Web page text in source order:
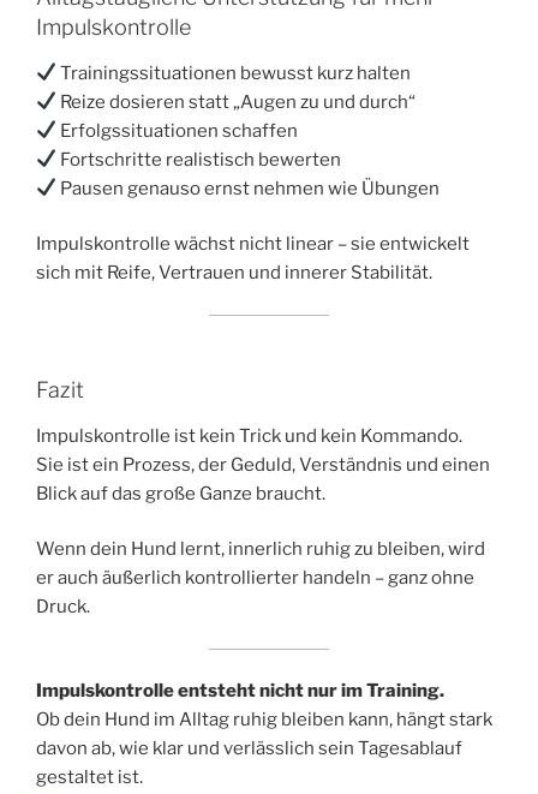
Impulskontrolle
Trainingssituationen bewusst kurz halten
Reize dosieren statt „Augen zu und durch“
Erfolgssituationen schaffen
Fortschritte realistisch bewerten
Pausen genauso ernst nehmen wie Übungen
Impulskontrolle wächst nicht linear – sie entwickelt
sich mit Reife, Vertrauen und innerer Stabilität.
Fazit
Impulskontrolle ist kein Trick und kein Kommando.
Sie ist ein Prozess, der Geduld, Verständnis und einen
Blick auf das große Ganze braucht.
Wenn dein Hund lernt, innerlich ruhig zu bleiben, wird
er auch äußerlich kontrollierter handeln – ganz ohne
Druck.
Impulskontrolle entsteht nicht nur im Training.
Ob dein Hund im Alltag ruhig bleiben kann, hängt stark
davon ab, wie klar und verlässlich sein Tagesablauf
gestaltet ist.